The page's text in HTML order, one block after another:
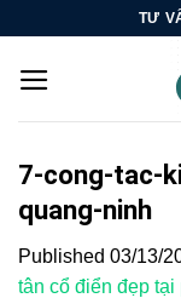
content
TƯ
7-cong-tac-
quang-ninh
Published 03/13/
tân cổ điển đẹp